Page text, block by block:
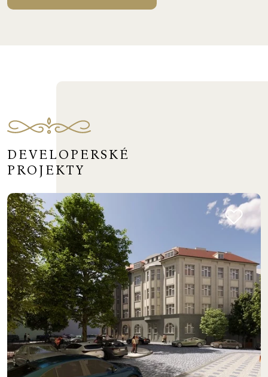
DEVELOPERSKÉ
PROJEKTY